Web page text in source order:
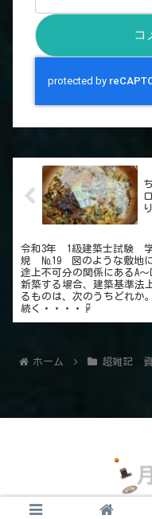
令和3年 1級建築士試験
規 №19 図のような敷地に
途上不可分の関係にあるA～
新築する場合、建築基準法
るものは、次のうちどれか
続く・・・・☟
ホーム 超雑記
© 2021